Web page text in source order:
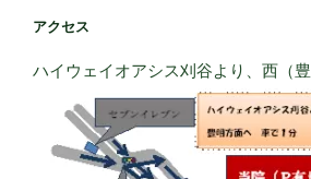
アクセス
ハイウェイオアシス刈谷より、西（